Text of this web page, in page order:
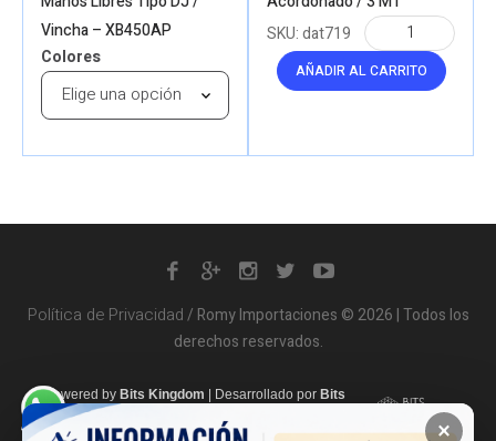
Vincha – XB450AP
Colores
AÑADIR AL CARRITO
SKU:dat719
Política de Privacidad/ Romy Importaciones © 2026 | Todos los
derechos reservados.
×
Powered by Bits Kingdom Desarrollado por Bits
Kingdom